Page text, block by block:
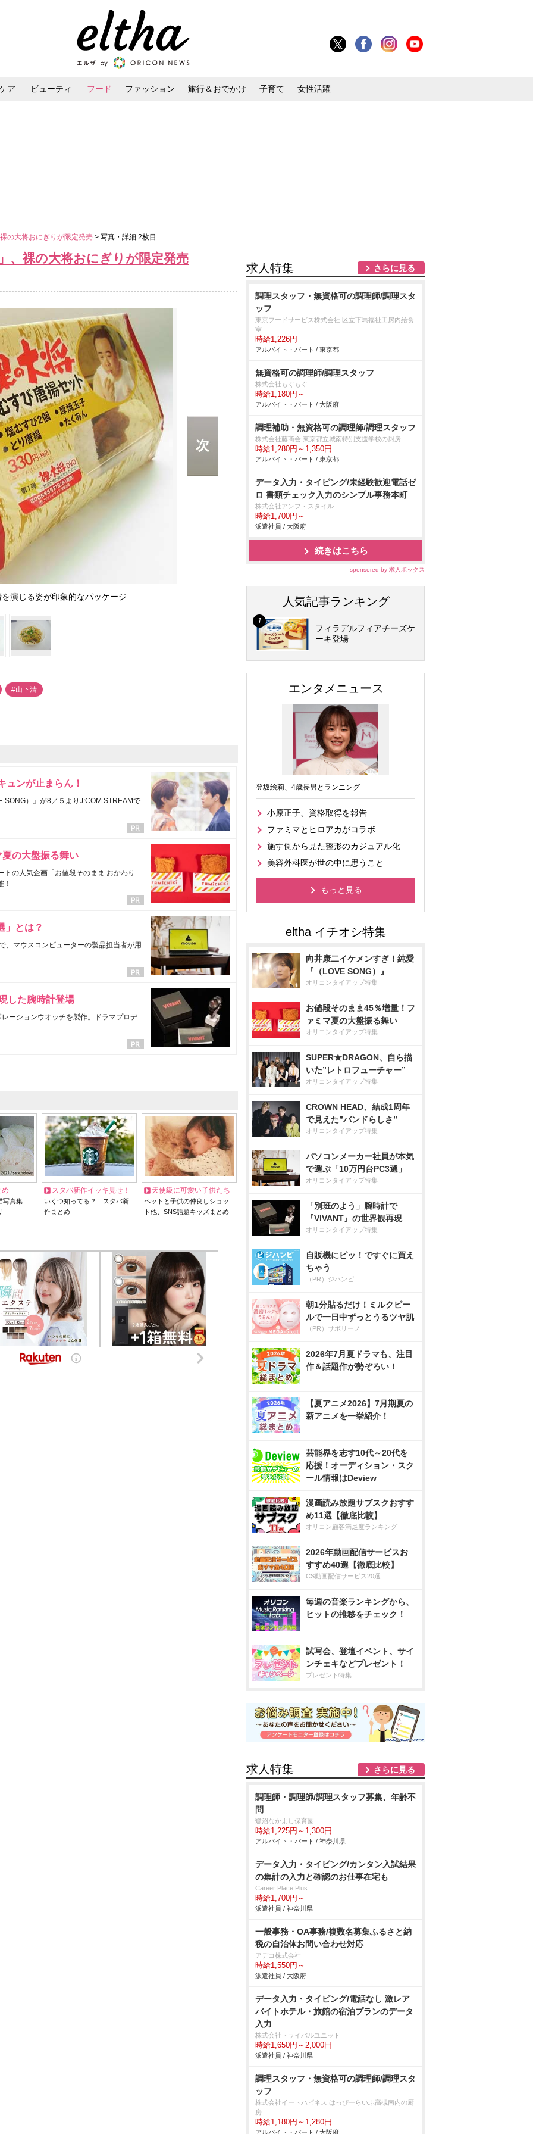
ア ビューティ フード ファッション 旅行＆おでかけ 子育て 女性活躍
の大将おにぎりが限定発売 > 写真・詳細 2枚目
、裸の大将おにぎりが限定発売
演じる姿が印象的なパッケージ
#山下清
ュンが止まらん！
SONG）』が8／５よりJ:COM STREAMで
の大盤振る舞い
の人気企画「お値段そのまま おかわり
！
」とは？
、マウスコンピューターの製品担当者が用
した腕時計登場
ーションウオッチを製作。ドラマプロデ
め
写真集…
スタバ新作イッキ見せ！
いくつ知ってる？ スタバ新
作まとめ
天使級に可愛い子供たち
ペットと子供の仲良しショッ
ト他、SNS話題キッズまとめ
求人特集 さらに見る
調理スタッフ・無資格可の調理師/調理スタ
ッフ
東京フードサービス株式会社 区立下馬福祉工房内給食
室
時給1,226円
アルバイト・パート / 東京都
無資格可の調理師/調理スタッフ
株式会社もぐもぐ
時給1,180円～
アルバイト・パート / 大阪府
調理補助・無資格可の調理師/調理スタッフ
株式会社藤商会 東京都立城南特別支援学校の厨房
時給1,280円～1,350円
アルバイト・パート / 東京都
データ入力・タイピング/未経験歓迎電話ゼ
ロ 書類チェック入力のシンプル事務本町
株式会社アンフ・スタイル
時給1,700円～
派遣社員 / 大阪府
続きはこちら
sponsored by 求人ボックス
人気記事ランキング
フィラデルフィアチーズケ
ーキ登場
エンタメニュース
登坂絵莉、4歳長男とランニング
小原正子、資格取得を報告
ファミマとヒロアカがコラボ
施す側から見た整形のカジュアル化
美容外科医が世の中に思うこと
もっと見る
向井康二イケメンすぎ！純愛
『（LOVE SONG）』
オリコンタイアップ特集
お値段そのまま45％増量！フ
ァミマ夏の大盤振る舞い
オリコンタイアップ特集
SUPER★DRAGON、自ら描
いた”レトロフューチャー”
オリコンタイアップ特集
CROWN HEAD、結成1周年
で見えた”バンドらしさ”
オリコンタイアップ特集
パソコンメーカー社員が本気
で選ぶ「10万円台PC3選」
オリコンタイアップ特集
「別班のよう」腕時計で
『VIVANT』の世界観再現
オリコンタイアップ特集
自販機にピッ！ですぐに買え
ちゃう
（PR）ジハンピ
朝1分貼るだけ！ミルクピー
ルで一日中ずっとうるツヤ肌
（PR）サボリーノ
2026年7月夏ドラマも、注目
作＆話題作が勢ぞろい！
【夏アニメ2026】7月期夏の
新アニメを一挙紹介！
芸能界を志す10代～20代を
応援！オーディション・スク
ール情報はDeview
漫画読み放題サブスクおすす
め11選【徹底比較】
オリコン顧客満足度ランキング
2026年動画配信サービスお
すすめ40選【徹底比較】
CS動画配信サービス20選
毎週の音楽ランキングから、
ヒットの推移をチェック！
試写会、登壇イベント、サイ
ンチェキなどプレゼント！
プレゼント特集
求人特集 さらに見る
調理師・調理師/調理スタッフ募集、年齢不
問
鷺沼なかよし保育園
時給1,225円～1,300円
アルバイト・パート / 神奈川県
データ入力・タイピング/カンタン入試結果
の集計の入力と確認のお仕事在宅も
Career Place Plus
時給1,700円～
派遣社員 / 神奈川県
一般事務・OA事務/複数名募集ふるさと納
税の自治体お問い合わせ対応
アデコ株式会社
時給1,550円～
派遣社員 / 大阪府
データ入力・タイピング/電話なし 激レア
バイトホテル・旅館の宿泊プランのデータ
入力
株式会社トライバルユニット
時給1,650円～2,000円
派遣社員 / 神奈川県
調理スタッフ・無資格可の調理師/調理スタ
ッフ
株式会社イートハピネス はっぴーらいふ高槻南内の厨
房
時給1,180円～1,280円
アルバイト・パート / 大阪府